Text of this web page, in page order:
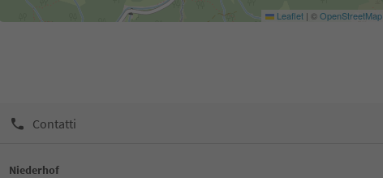
Leaflet | ©OpenStreetMap
Contatti
Niederhof